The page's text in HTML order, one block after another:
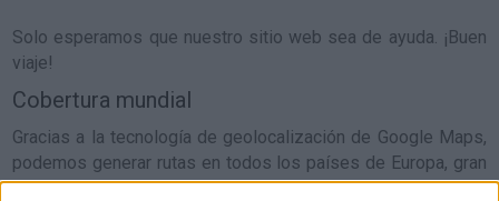
Solo esperamos que nuestro sitio web sea de ayuda. ¡Buen
viaje!
Cobertura mundial
Gracias a la tecnología de geolocalización de Google Maps,
podemos generar rutas en todos los países de Europa, gran
parte de Asia, Japón, gran parte de Latino América y Norte